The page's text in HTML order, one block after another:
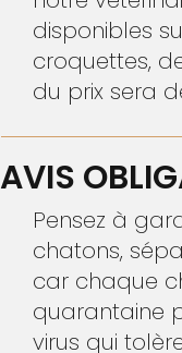
disponibles
croquettes,
du prix sera
AVIS
Pensez à
chatons,
car chaque
quarantaine
virus qui